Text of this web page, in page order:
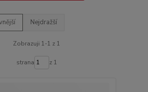
Nejdražší
Zobrazuji 1-1 z 1
strana z 1